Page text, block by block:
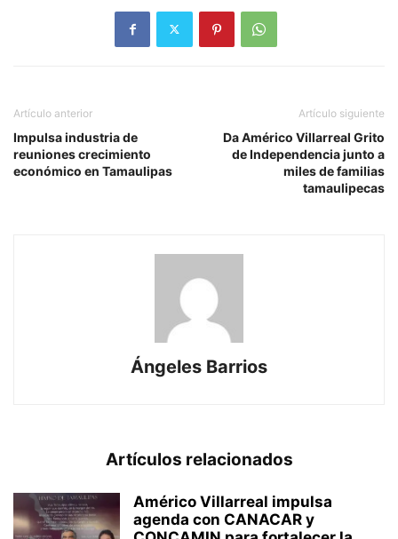
Artículo anterior
Impulsa industria de
reuniones crecimiento
económico en Tamaulipas
Artículo siguiente
Da Américo Villarreal Grito
de Independencia junto a
miles de familias
tamaulipecas
Ángeles Barrios
Artículos relacionados
Américo Villarreal impulsa
agenda con CANACAR y